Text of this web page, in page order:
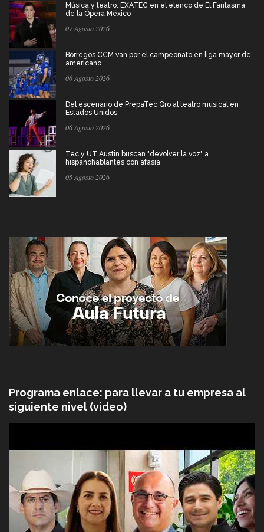
Música y teatro: EXATEC en el elenco de El Fantasma
de la Ópera México
07 Agosto 2026
Borregos CCM van por el campeonato en liga mayor de
americano
06 Agosto 2026
Del escenario de PrepaTec Qro al teatro musical en
Estados Unidos
06 Agosto 2026
Tec y UT Austin buscan "devolver la voz" a
hispanohablantes con afasia
05 Agosto 2026
Programa enlace: para llevar a tu empresa al
siguiente nivel (video)